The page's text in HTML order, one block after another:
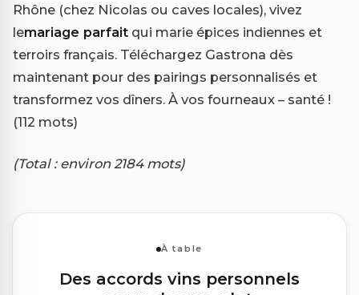
Rhône (chez Nicolas ou caves locales), vivez
lemariage parfait qui marie épices indiennes et
terroirs français. Téléchargez Gastrona dès
maintenant pour des pairings personnalisés et
transformez vos dîners. À vos fourneaux – santé !
(112 mots)
(Total : environ 2184 mots)
À table
Des accords vins personnels